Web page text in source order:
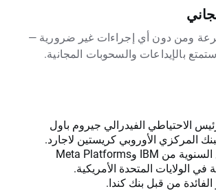
ومن دون أي إجراءات غير ضرورية —
بالإيداعات والسحوبات المجانية.
الاحتياطي الفيدرالي جيروم باول
المركزي الأوروبي كريستين لاجارد.
السنوية من IBM وMeta Platforms
في الولايات المتحدة الأمريكية.
من قبل بنك كندا.